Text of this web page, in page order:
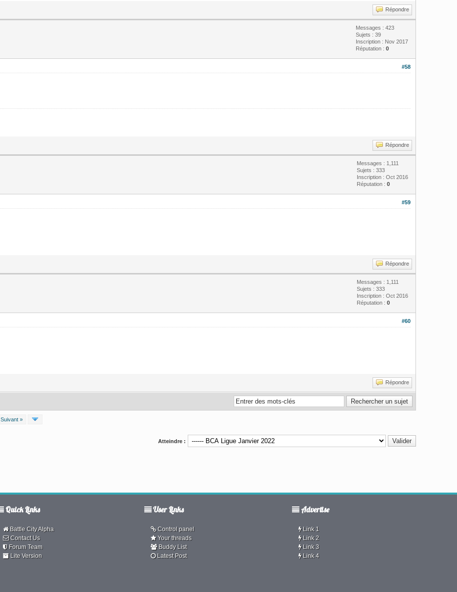
Répondre
Messages : 423
Sujets : 39
Inscription : Nov 2017
Réputation : 0
#58
Répondre
Messages : 1,111
Sujets : 333
Inscription : Oct 2016
Réputation : 0
#59
Répondre
Messages : 1,111
Sujets : 333
Inscription : Oct 2016
Réputation : 0
#60
Répondre
Suivant »
Atteindre :
Quick Links
Battle City Alpha
Contact Us
Forum Team
Lite Version
User Links
Control panel
Your threads
Buddy List
Latest Post
Advertise
Link 1
Link 2
Link 3
Link 4